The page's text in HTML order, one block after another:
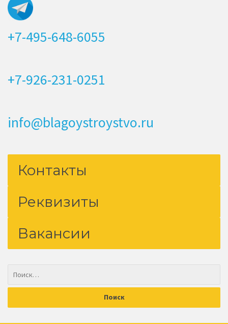
+7-495-648-6055
+7-926-231-0251
info@blagoystroystvo.ru
Контакты
Реквизиты
Вакансии